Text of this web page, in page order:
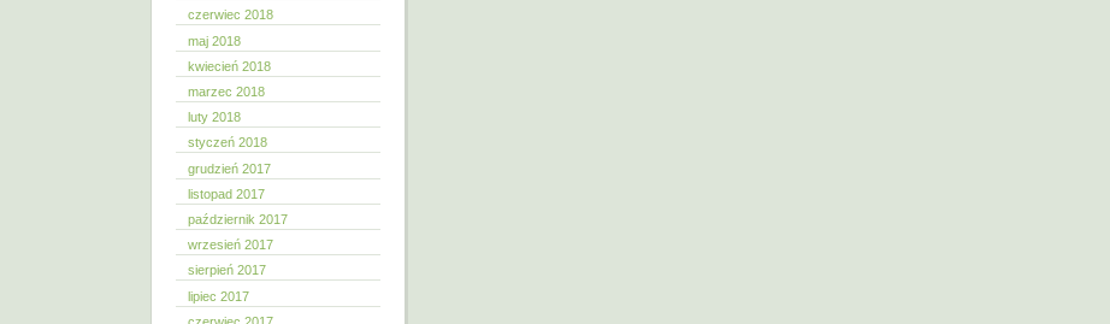
czerwiec 2018
maj 2018
kwiecień 2018
marzec 2018
luty 2018
styczeń 2018
grudzień 2017
listopad 2017
październik 2017
wrzesień 2017
sierpień 2017
lipiec 2017